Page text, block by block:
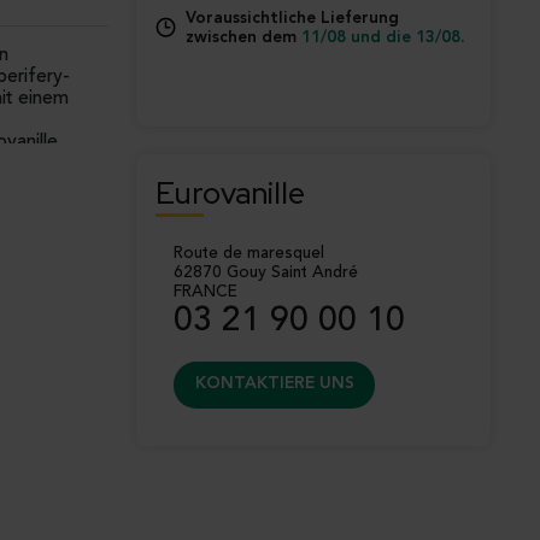
einem
Voraussichtliche Lieferung
zwischen dem 11/08 und die 13/08.
Eurovanille
Route de maresquel
62870 Gouy Saint André
FRANCE
03 21 90 00 10
KONTAKTIERE UNS